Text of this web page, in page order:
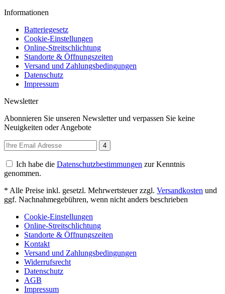
Informationen
Batteriegesetz
Cookie-Einstellungen
Online-Streitschlichtung
Standorte & Öffnungszeiten
Versand und Zahlungsbedingungen
Datenschutz
Impressum
Newsletter
Abonnieren Sie unseren Newsletter und verpassen Sie keine
Neuigkeiten oder Angebote
4
Ich habe die Datenschutzbestimmungen zur Kenntnis
genommen.
* Alle Preise inkl. gesetzl. Mehrwertsteuer zzgl. Versandkosten und
ggf. Nachnahmegebühren, wenn nicht anders beschrieben
Cookie-Einstellungen
Online-Streitschlichtung
Standorte & Öffnungszeiten
Kontakt
Versand und Zahlungsbedingungen
Widerrufsrecht
Datenschutz
AGB
Impressum